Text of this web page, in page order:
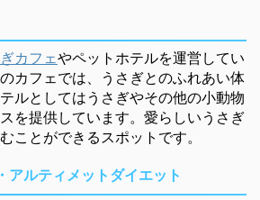
カフェやペットホテルを運営してい
カフェでは、うさぎとのふれあい体
ルとしてはうさぎやその他の小動物
を提供しています。愛らしいうさぎ
ことができるスポットです。
アルティメットダイエット